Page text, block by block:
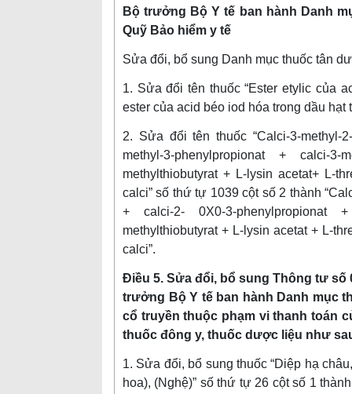
Bộ trưởng Bộ Y tế ban hành Danh
Quỹ Bảo hiểm y tế
Sửa đổi, bổ sung Danh mục thuốc tân
1. Sửa đổi tên thuốc “Ester etylic của
ester của acid béo iod hóa trong dầu hạt
2. Sửa đổi tên thuốc “Calci-3-methyl-
methyl-3-phenylpropionat + calci-3-
methylthiobutyrat + L-lysin acetat+ L-
calci” số thứ tự 1039 cột số 2 thành
+ calci-2- 0X0-3-phenylpropionat +
methylthiobutyrat + L-lysin acetat + L-
calci”.
Điều 5. Sửa đổi, bổ sung Thông tư số
trưởng Bộ Y tế ban hành Danh mục
cổ truyền thuộc phạm vi thanh toán
thuốc đông y, thuốc dược liệu như
1. Sửa đổi, bổ sung thuốc “Diệp hạ
hoa), (Nghệ)” số thứ tự 26 cột số 1